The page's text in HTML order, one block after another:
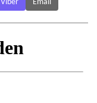
Viber Email